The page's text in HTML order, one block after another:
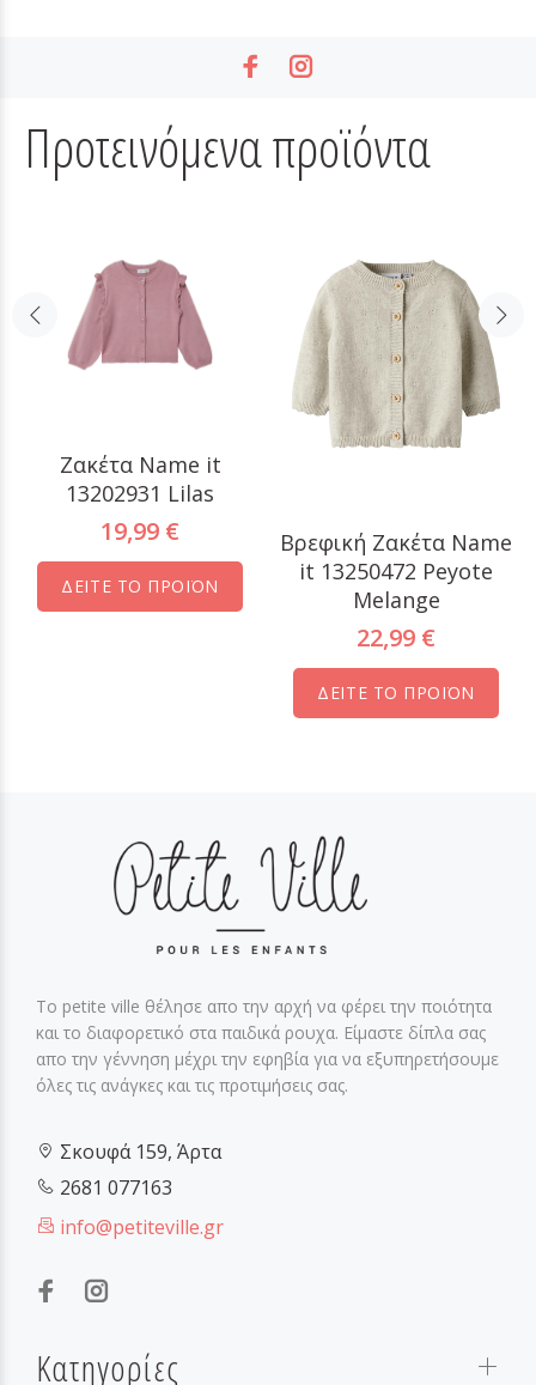
Προτεινόμενα προϊόντα
Ζακέτα Name it
13202931 Lilas
19,99 €
ΔΕΙΤΕ ΤΟ ΠΡΟΪΟΝ
Βρεφική Ζακέτα Name
it 13250472 Peyote
Melange
22,99 €
ΔΕΙΤΕ ΤΟ ΠΡΟΪΟΝ
Το petite ville θέλησε απο την αρχή να φέρει την ποιότητα
και το διαφορετικό στα παιδικά ρουχα. Είμαστε δίπλα σας
απο την γέννηση μέχρι την εφηβία για να εξυπηρετήσουμε
όλες τις ανάγκες και τις προτιμήσεις σας.
Σκουφά 159, Άρτα
2681 077163
info@petiteville.gr
Κατηγορίες